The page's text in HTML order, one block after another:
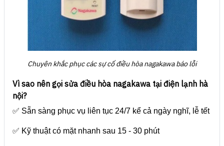
Chuyên khắc phục các sự cố điều hòa nagakawa báo lỗi
Vì sao nên gọi sửa điều hòa nagakawa tại điện lạnh hà
nội?
✅ Sẵn sàng phục vụ liên tục 24/7 kể cả ngày nghĩ, lễ tết
✅ Kỹ thuật có mặt nhanh sau 15 - 30 phút